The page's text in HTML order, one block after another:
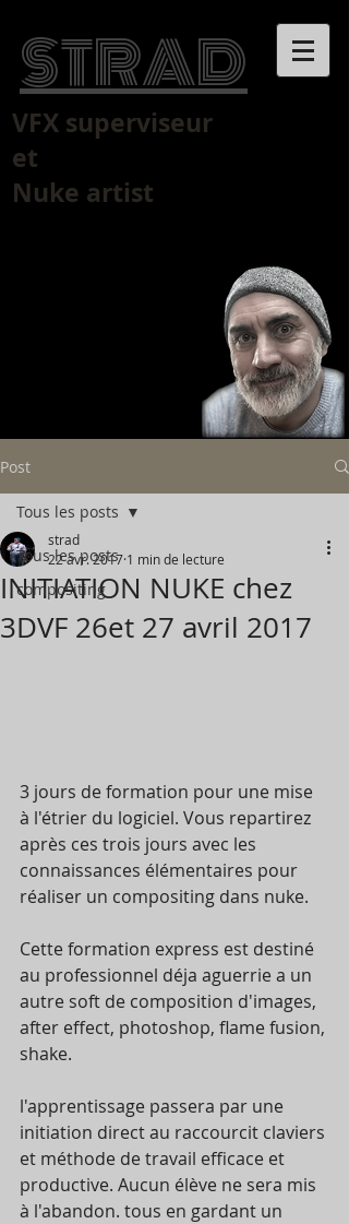
S​TRAD
VFX superviseur
et
Nuke artist
Post
Tous les posts
compositing
Tous les posts
INITIATION NUKE chez
3DVF 26et 27 avril 2017
strad
22 avr. 2017 1 min de lecture
3 jours de formation pour une mise
à l'étrier du logiciel. Vous repartirez
après ces trois jours avec les
connaissances élémentaires pour
réaliser un compositing dans nuke.
Cette formation express est destiné
au professionnel déja aguerrie a un
autre soft de composition d'images,
after effect, photoshop, flame fusion,
shake.
l'apprentissage passera par une
initiation direct au raccourcit claviers
et méthode de travail efficace et
productive. Aucun élève ne sera mis
à l'abandon. tous en gardant un